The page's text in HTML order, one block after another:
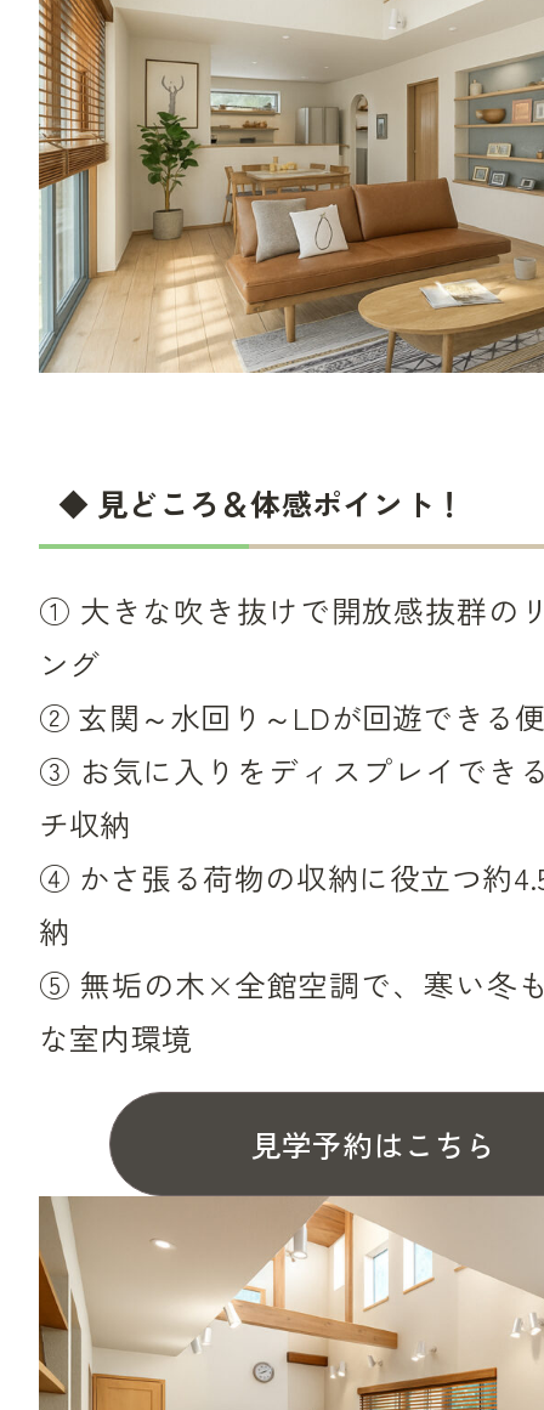
◆ 見どころ＆体感ポイント！
① 大きな吹き抜けで開放感抜群の
ング
② 玄関～水回り～LDが回遊できる
③ お気に入りをディスプレイでき
チ収納
④ かさ張る荷物の収納に役立つ約
納
⑤ 無垢の木×全館空調で、寒い冬
な室内環境
見学予約はこちら